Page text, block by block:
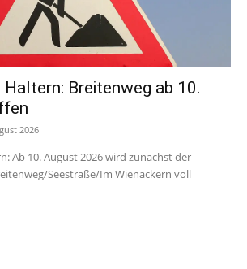
Haltern: Breitenweg ab 10.
2026
Ab 10. August 2026 wird zunächst der
Seestraße/Im Wienäckern voll